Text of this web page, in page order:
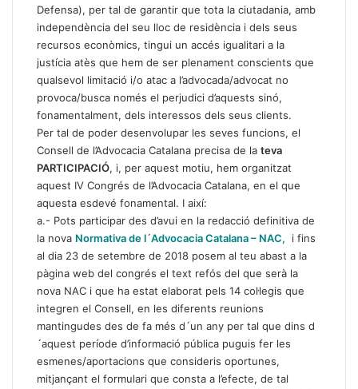
Defensa), per tal de garantir que tota la ciutadania, amb
independència del seu lloc de residència i dels seus
recursos econòmics, tingui un accés igualitari a la
justícia atès que hem de ser plenament conscients que
qualsevol limitació i/o atac a l’advocada/advocat no
provoca/busca només el perjudici d’aquests sinó,
fonamentalment, dels interessos dels seus clients.
Per tal de poder desenvolupar les seves funcions, el
Consell de l’Advocacia Catalana precisa de la teva
PARTICIPACIÓ, i, per aquest motiu, hem organitzat
aquest IV Congrés de l’Advocacia Catalana, en el que
aquesta esdevé fonamental. I així:
a.- Pots participar des d’avui en la redacció definitiva de
la nova Normativa de l´Advocacia Catalana – NAC,
i fins
al dia 23 de setembre de 2018 posem al teu abast a la
pàgina web del congrés el text refós del que serà la
nova NAC i que ha estat elaborat pels 14 col·legis que
integren el Consell, en les diferents reunions
mantingudes des de fa més d´un any per tal que dins d
´aquest període d’informació pública puguis fer les
esmenes/aportacions que consideris oportunes,
mitjançant el formulari que consta a l’efecte, de tal